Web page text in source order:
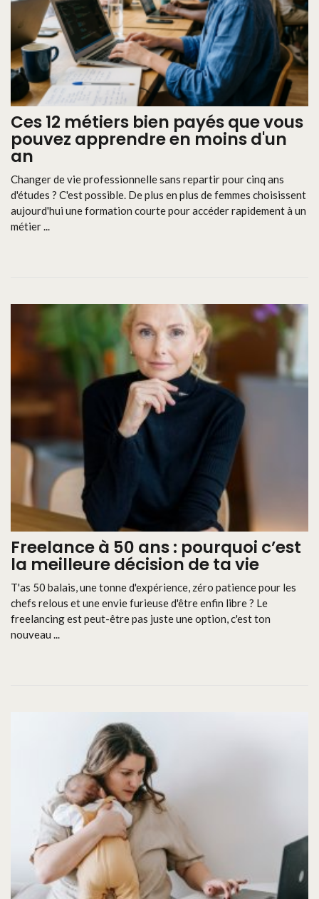
Ces 12 métiers bien payés que vous
pouvez apprendre en moins d'un
an
Changer de vie professionnelle sans repartir pour cinq ans
d'études ? C'est possible. De plus en plus de femmes choisissent
aujourd'hui une formation courte pour accéder rapidement à un
métier ...
Freelance à 50 ans : pourquoi c’est
la meilleure décision de ta vie
T'as 50 balais, une tonne d'expérience, zéro patience pour les
chefs relous et une envie furieuse d'être enfin libre ? Le
freelancing est peut-être pas juste une option, c'est ton
nouveau ...